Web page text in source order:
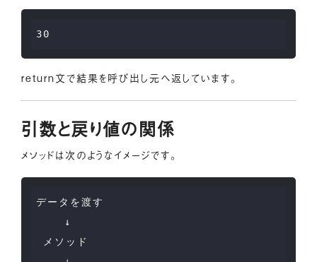
30
return文で結果を呼び出し元へ返しています。
引数と戻り値の関係
メソッドは次のようなイメージです。
データを渡す